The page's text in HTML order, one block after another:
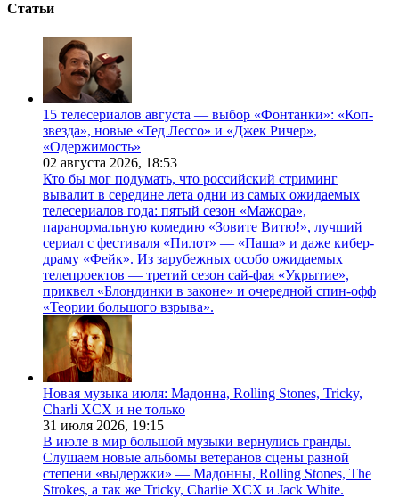
Статьи
15 телесериалов августа — выбор «Фонтанки»: «Коп-
звезда», новые «Тед Лессо» и «Джек Ричер»,
«Одержимость»
02 августа 2026, 18:53
Кто бы мог подумать, что российский стриминг
вывалит в середине лета одни из самых ожидаемых
телесериалов года: пятый сезон «Мажора»,
паранормальную комедию «Зовите Витю!», лучший
сериал с фестиваля «Пилот» — «Паша» и даже кибер-
драму «Фейк». Из зарубежных особо ожидаемых
телепроектов — третий сезон сай-фая «Укрытие»,
приквел «Блондинки в законе» и очередной спин-офф
«Теории большого взрыва».
Новая музыка июля: Мадонна, Rolling Stones, Tricky,
Charli XCX и не только
31 июля 2026, 19:15
В июле в мир большой музыки вернулись гранды.
Слушаем новые альбомы ветеранов сцены разной
степени «выдержки» — Мадонны, Rolling Stones, The
Strokes, а так же Tricky, Charlie XCX и Jack White.